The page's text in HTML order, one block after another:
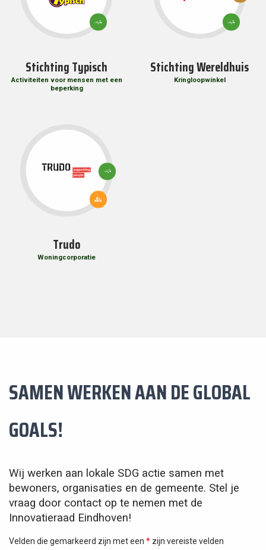
3: GOEDE
GEZONDHEID
EN WELZIJN
Stichting Typisch
Activiteiten voor mensen met een
beperking
3: GOEDE
GEZONDHEID
EN WELZIJN
PRODUCTIE
Stichting Wereldhuis
Kringloopwinkel
11: DUURZAME
STEDEN EN
GEMEENSCHAPPEN
3: GOEDE
GEZONDHEID
EN WELZIJN
Trudo
Woningcorporatie
SAMEN WERKEN AAN DE GLOBAL
GOALS!
Wij werken aan lokale SDG actie samen met
bewoners, organisaties en de gemeente. Stel je
vraag door contact op te nemen met de
Innovatieraad Eindhoven!
Velden die gemarkeerd zijn met een * zijn vereiste velden